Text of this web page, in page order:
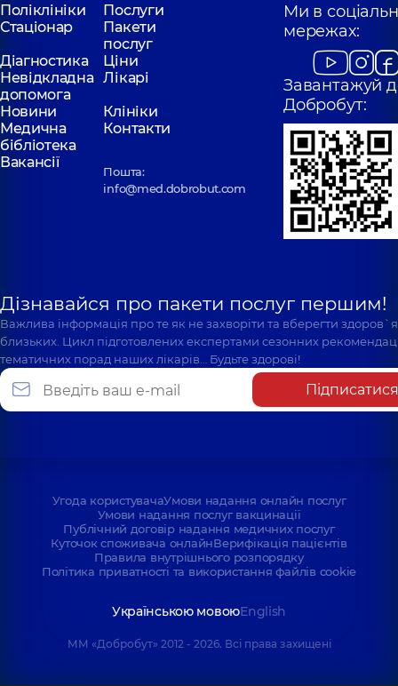
Поліклініки
Послуги
Стаціонар
Пакети
послуг
Діагностика
Ціни
Невідкладна
допомога
Лікарі
Новини
Клініки
Медична
бібліотека
Контакти
Вакансії
Пошта:
info@med.dobrobut.com
Ми в
мережах:
Завантажуй
Добробут:
Дізнавайся про пакети послуг першим!
Важлива інформація про те як не захворіти та вберегти
близьких. Цикл підготовлених експертами сезонних
тематичних порад наших лікарів… Будьте здорові!
Підписатися
Угода користувачаУмови надання онлайн послуг
Умови надання послуг вакцинації
Публічний договір надання медичних послуг
Куточок споживача онлайнВерифікація пацієнтів
Правила внутрішнього розпорядку
Політика приватності та використання файлів cookie
Українською мовоюEnglish
ММ «Добробут» 2012 - 2026. Всі права захищені